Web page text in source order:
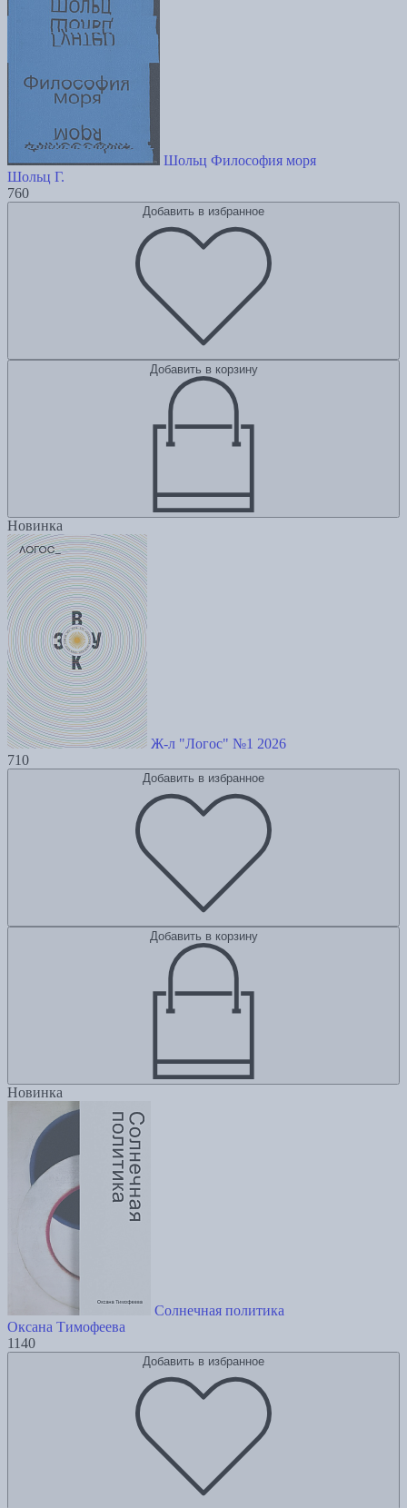
Шольц Философия моря
Шольц Г.
760
Добавить в избранное
Добавить в корзину
Новинка
Ж-л "Логос" №1 2026
710
Добавить в избранное
Добавить в корзину
Новинка
Солнечная политика
Оксана Тимофеева
1140
Добавить в избранное